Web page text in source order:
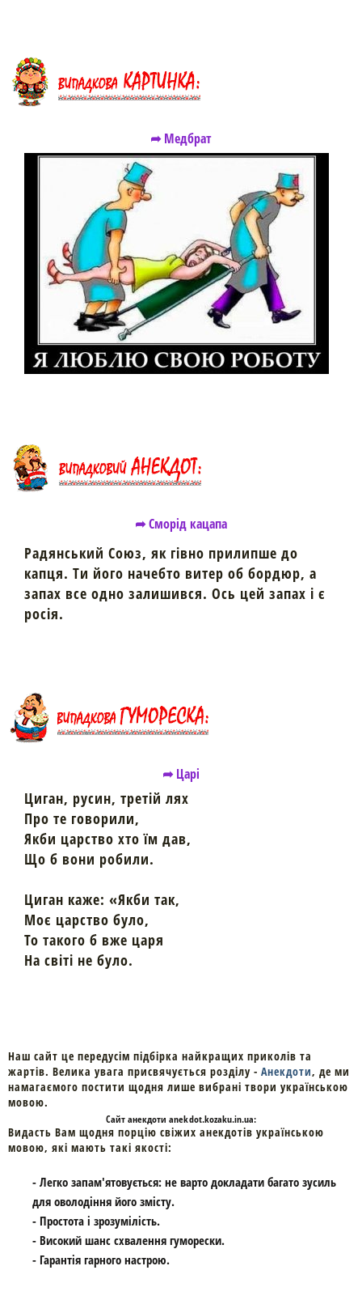
➦ Медбрат
➦ Сморід кацапа
Радянський Союз, як гівно прилипше до
капця. Ти його начебто витер об бордюр, а
запах все одно залишився. Ось цей запах і є
росія.
➦ Царі
Циган, русин, третій лях
Про те говорили,
Якби царство хто їм дав,
Що б вони робили.
Циган каже: «Якби так,
Моє царство було,
То такого б вже царя
На світі не було.
Наш сайт це передусім підбірка найкращих приколів та
жартів. Велика увага присвячується розділу - Анекдоти, де ми
намагаємого постити щодня лише вибрані твори українською
мовою.
Cайтанекдоти anekdot.kozaku.in.ua:
Видасть Вам щодня порцію свіжих анекдотів українською
мовою, які мають такі якості:
- Легко запам'ятовується: не варто докладати багато зусиль
для оволодіння його змісту.
- Простота і зрозумілість.
- Високий шанс схвалення гуморески.
- Гарантія гарного настрою.